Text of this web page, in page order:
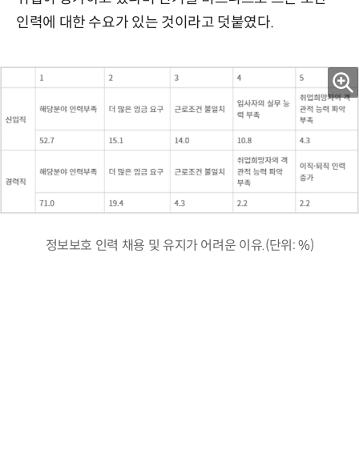
인력에 대한 수요가 있는 것이라고 덧붙였다.
정보보호 인력 채용 및 유지가 어려운 이유.(단위: %)